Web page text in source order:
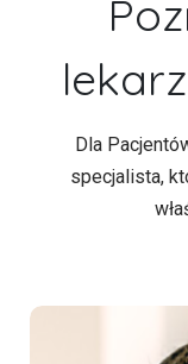
Dla
specjalista,